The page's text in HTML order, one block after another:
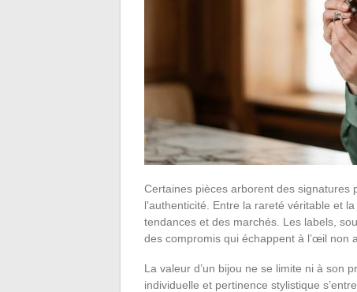
Certaines pièces arborent des signatures
l’authenticité. Entre la rareté véritable et
tendances et des marchés. Les labels,
des compromis qui échappent à l’œil non
La valeur d’un bijou ne se limite ni à son
individuelle et pertinence stylistique